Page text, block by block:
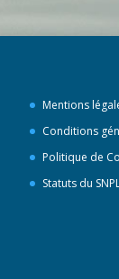
Mentions
Conditions
Politique de
Statuts du